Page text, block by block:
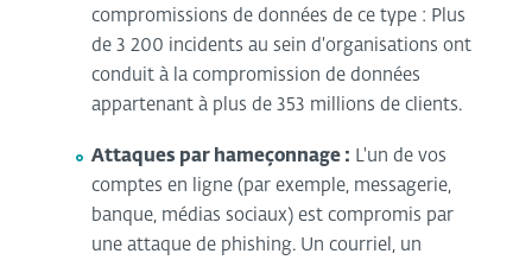
compromissions de données de ce type : Plus
de 3 200 incidents au sein d'organisations ont
conduit à la compromission de données
appartenant à plus de 353 millions de clients.
Attaques par hameçonnage : L'un de vos
comptes en ligne (par exemple, messagerie,
banque, médias sociaux) est compromis par
une attaque de phishing. Un courriel, un